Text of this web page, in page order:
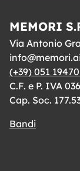
MEMORI
Via Antonio
(+39) 051
C.F. e P. IVA
Cap. Soc.
Bandi